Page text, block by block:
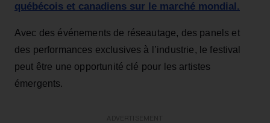
québécois et canadiens sur le marché mondial.
Avec des événements de réseautage, des panels et
des performances exclusives à l’industrie, le festival
peut être une opportunité clé pour les artistes
émergents.